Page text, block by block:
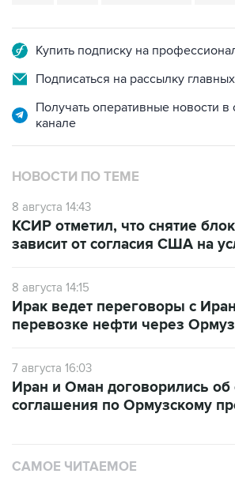
Купить подписку на
Подписаться на рассылку
Получать оперативные новости
канале
НОВОСТИ ПО ТЕМЕ
8 августа 14:43
КСИР отметил, что снятие
зависит от согласия США на
8 августа 14:15
Ирак ведет переговоры с
перевозке нефти через
7 августа 16:03
Иран и Оман договорились
соглашения по Ормузскому
САМОЕ ЧИТАЕМОЕ